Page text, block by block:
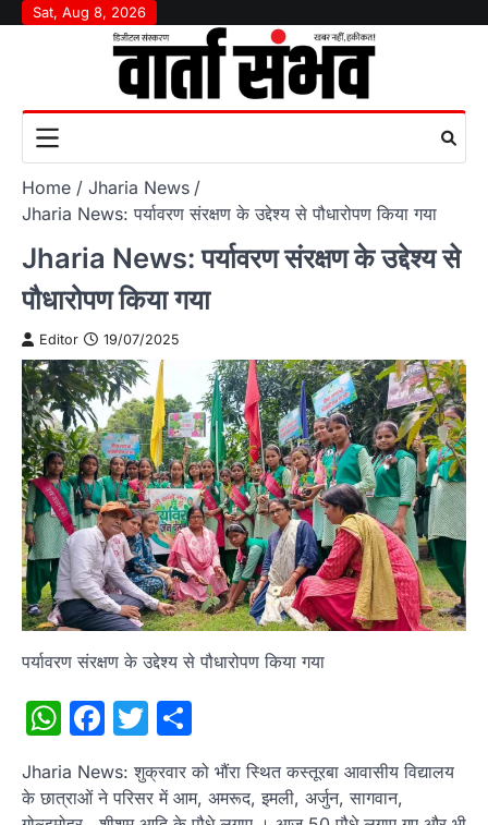
SkipSat, Aug 8, 2026
Home
Jharia News
Jharia News: पर्यावरण संरक्षण के उद्देश्य से पौधारोपण किया गया
Jharia News: पर्यावरण संरक्षण के उद्देश्य से
पौधारोपण किया गया
Editor 19/07/2025
पर्यावरण संरक्षण के उद्देश्य से पौधारोपण किया गया
WhatsApp
Facebook
Twitter
Jharia News: शुक्रवार को भौंरा स्थित कस्तूरबा आवासीय विद्यालय
के छात्राओं ने परिसर में आम, अमरूद, इमली, अर्जुन, सागवान,